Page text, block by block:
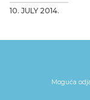
10. JULY 2014.
Moguća